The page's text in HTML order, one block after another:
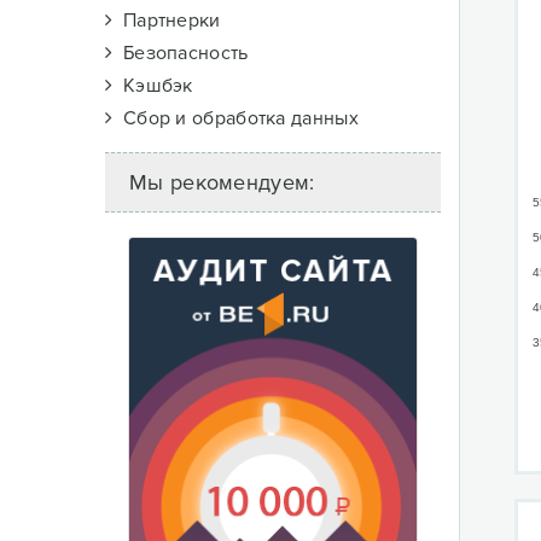
Партнерки
Безопасность
Кэшбэк
Сбор и обработка данных
Мы рекомендуем: